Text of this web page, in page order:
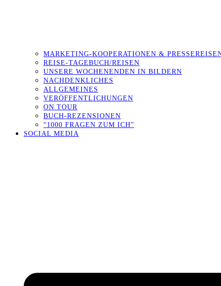
MARKETING-KOOPERATIONEN &
REISE-TAGEBUCH/REISEN
UNSERE WOCHENENDEN IN BILDERN
NACHDENKLICHES
ALLGEMEINES
VERÖFFENTLICHUNGEN
ON TOUR
BUCH-REZENSIONEN
“1000 FRAGEN ZUM ICH”
SOCIAL MEDIA